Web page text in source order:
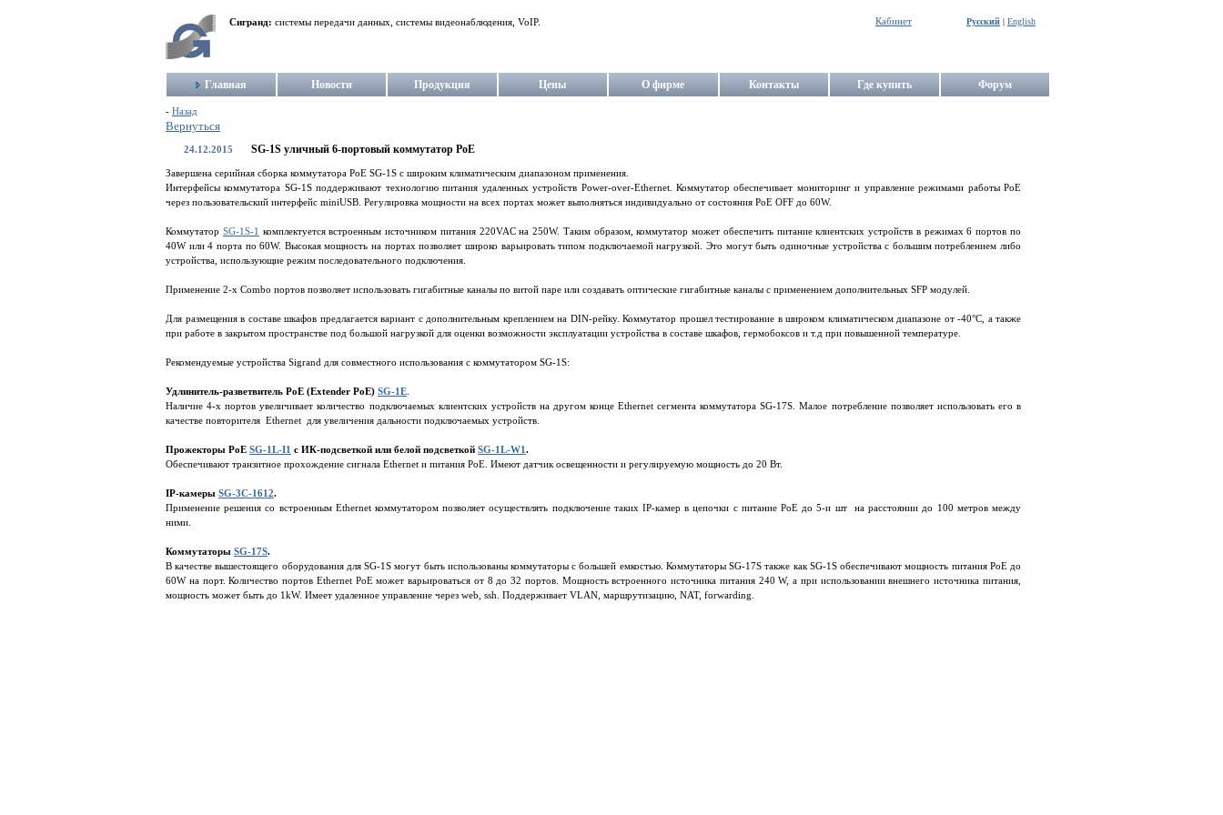
Сигранд: системы передачи данных, системы видеонаблюдения, VoIP. Кабинет Русский | English
Главная Новости Продукция Цены О фирме Контакты Где купить Форум
- Назад
Вернуться
24.12.2015 SG-1S уличный 6-портовый коммутатор PoE
Завершена серийная сборка коммутатора PoE SG-1S c широким климатическим диапазоном применения.
Интерфейсы коммутатора SG-1S поддерживают технологию питания удаленных устройств Power-over-Ethernet. Коммутатор обеспечивает мониторинг и управление режимами работы PoE
через пользовательский интерфейс miniUSB. Регулировка мощности на всех портах может выполняться индивидуально от состояния PoE OFF до 60W.
Коммутатор SG-1S-1
комплектуется встроенным источником питания 220VAC на 250W. Таким образом, коммутатор может обеспечить питание клиентских устройств в режимах 6 портов по
40W или 4 порта по 60W. Высокая мощность на портах позволяет широко варьировать типом подключаемой нагрузкой. Это могут быть одиночные устройства с большим потреблением либо
устройства, использующие режим последовательного подключения.
Применение 2-х Combo портов позволяет использовать гигабитные каналы по витой паре или создавать оптические гигабитные каналы с применением дополнительных SFP модулей.
Для размещения в составе шкафов предлагается вариант с дополнительным креплением на DIN-рейку. Коммутатор прошел тестирование в широком климатическом диапазоне от -40°C, а также
при работе в закрытом пространстве под большой нагрузкой для оценки возможности эксплуатации устройства в составе шкафов, гермобоксов и т.д при повышенной температуре.
Рекомендуемые устройства Sigrand для совместного использования с коммутатором SG-1S:
Удлинитель-разветвитель PoE (Extender PoE) SG-1E
Наличие 4-х портов увеличивает количество подключаемых клиентских устройств на другом конце Ethernet сегмента коммутатора SG-17S. Малое потребление позволяет использовать его в
качестве повторителя Ethernet для увеличения дальности подключаемых устройств.
Прожекторы PoE SG-1L-I1 с ИК-подсветкой или белой подсветкой SG-1L-W1 .
Обеспечивают транзитное прохождение сигнала Ethernet и питания PoE. Имеют датчик освещенности и регулируемую мощность до 20 Вт.
IP-камеры SG-3C-1612.
Применение решения со встроенным Ethernet коммутатором позволяет осуществлять подключение таких IP-камер в цепочки с питание PoE до 5-и шт на расстоянии до 100 метров между
ними.
Коммутаторы SG-17S.
В качестве вышестоящего оборудования для SG-1S могут быть использованы коммутаторы с большей емкостью. Коммутаторы SG-17S также как SG-1S обеспечивают мощность питания PoE до
60W на порт. Количество портов Ethernet PoE может варьироваться от 8 до 32 портов. Мощность встроенного источника питания 240 W, а при использовании внешнего источника питания,
мощность может быть до 1kW. Имеет удаленное управление через web, ssh. Поддерживает VLAN, маршрутизацию, NAT, forwarding.